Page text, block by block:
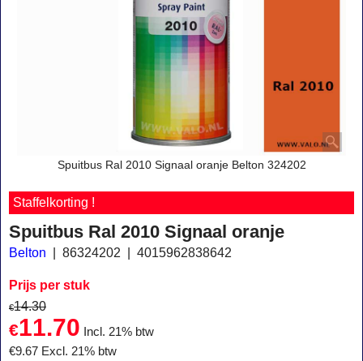
Spuitbus Ral 2010 Signaal oranje Belton 324202
Staffelkorting !
Spuitbus Ral 2010 Signaal oranje
Belton 86324202 4015962838642
Prijs per stuk
€14.30
€11.70
Incl. 21% btw
€9.67 Excl. 21% btw